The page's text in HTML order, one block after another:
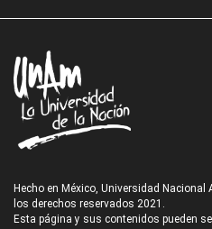
Hecho en México, Universidad
los derechos reservados 2021.
Esta página y sus contenidos pueden